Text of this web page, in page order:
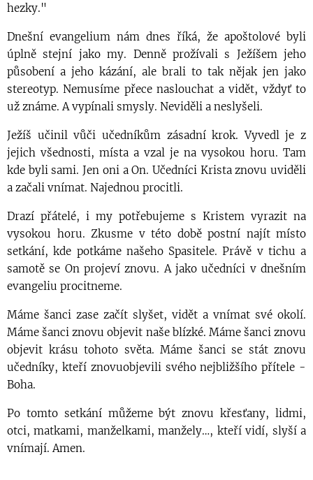
hezky."
Dnešní evangelium nám dnes říká, že apoštolové byli
úplně stejní jako my. Denně prožívali s Ježíšem jeho
působení a jeho kázání, ale brali to tak nějak jen jako
stereotyp. Nemusíme přece naslouchat a vidět, vždyť to
už známe. A vypínali smysly. Neviděli a neslyšeli.
Ježíš učinil vůči učedníkům zásadní krok. Vyvedl je z
jejich všednosti, místa a vzal je na vysokou horu. Tam
kde byli sami. Jen oni a On. Učedníci Krista znovu uviděli
a začali vnímat. Najednou procitli.
Drazí přátelé, i my potřebujeme s Kristem vyrazit na
vysokou horu. Zkusme v této době postní najít místo
setkání, kde potkáme našeho Spasitele. Právě v tichu a
samotě se On projeví znovu. A jako učedníci v dnešním
evangeliu procitneme.
Máme šanci zase začít slyšet, vidět a vnímat své okolí.
Máme šanci znovu objevit naše blízké. Máme šanci znovu
objevit krásu tohoto světa. Máme šanci se stát znovu
učedníky, kteří znovuobjevili svého nejbližšího přítele -
Boha.
Po tomto setkání můžeme být znovu křesťany, lidmi,
otci, matkami, manželkami, manžely…, kteří vidí, slyší a
vnímají. Amen.